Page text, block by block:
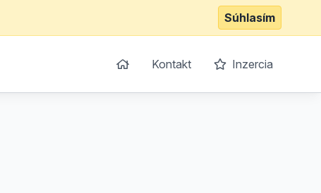
Súhlasím
Kontakt Inzercia